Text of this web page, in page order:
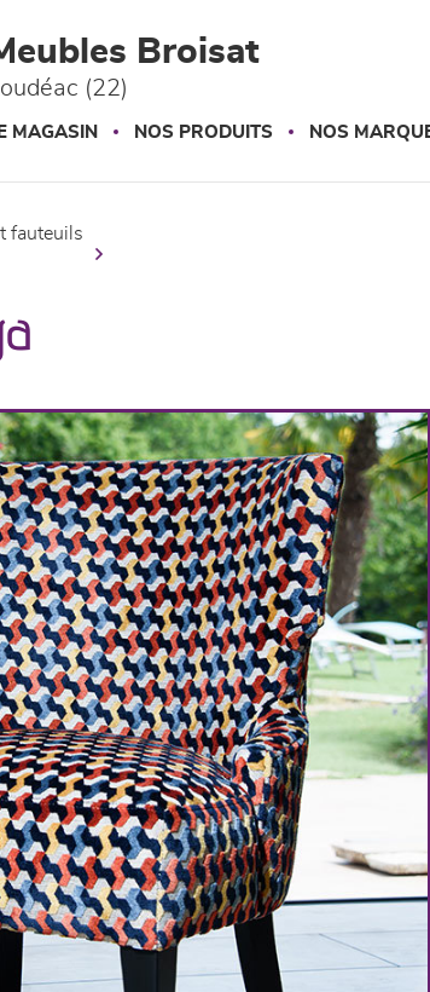
Broisat
(22)
MAGASIN NOS PRODUITS NOS
fauteuils